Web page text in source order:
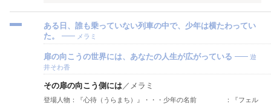
ある日、誰も乗っていない列車の中で、少年は横たわってい
た。
メラミ
扉の向こうの世界には、あなたの人生が広がっている
遊
井そわ香
その扉の向こう側には／ メラミ
登場人物：『心待（うらまち）』・・・少年の名前 ：『フェル